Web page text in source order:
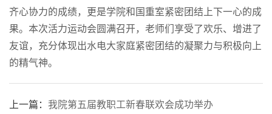
齐心协力的成绩，更是学院和国重室紧密团结上下一心的成
果。本次活力运动会圆满召开，老师们享受了欢乐、增进了
友谊，充分体现出水电大家庭紧密团结的凝聚力与积极向上
的精气神。
上一篇： 我院第五届教职工新春联欢会成功举办